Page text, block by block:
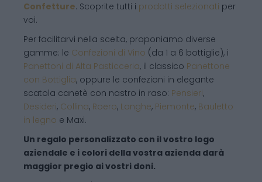
Confetture. Scoprite tutti i prodotti selezionati per
voi.
Per facilitarvi nella scelta, proponiamo diverse
gamme: le Confezioni di Vino (da 1 a 6 bottiglie), i
Panettoni di Alta Pasticceria, il classico Panettone
con Bottiglia, oppure le confezioni in elegante
scatola canetè con nastro in raso: Pensieri,
Desideri, Collina, Roero, Langhe, Piemonte, Bauletto
in legno e Maxi.
Un regalo personalizzato con il vostro logo
aziendale e i colori della vostra azienda darà
maggior pregio ai vostri doni.